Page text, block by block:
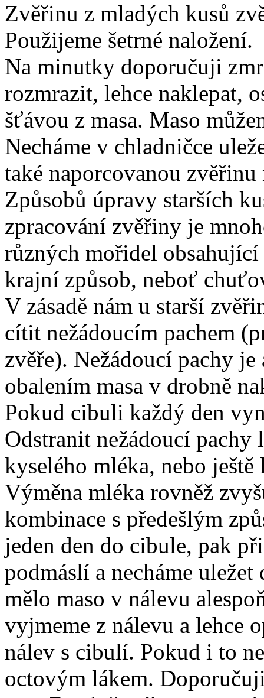
Zvěřinu z mladých kusů
Použijeme šetrné naložení.
Na minutky doporučuji
rozmrazit, lehce naklepat,
šťávou z masa. Maso
Necháme v chladničce
také naporcovanou
Způsobů úpravy starších
zpracování zvěřiny je
různých mořidel
krajní způsob, neboť
V zásadě nám u starší
cítit nežádoucím pachem
zvěře). Nežádoucí pachy
obalením masa v drobně
Pokud cibuli každý den
Odstranit nežádoucí pachy
kyselého mléka, nebo
Výměna mléka rovněž
kombinace s předešlým
jeden den do cibule, pak
podmáslí a necháme
mělo maso v nálevu
vyjmeme z nálevu a lehce
nálev s cibulí. Pokud i to
octovým lákem.